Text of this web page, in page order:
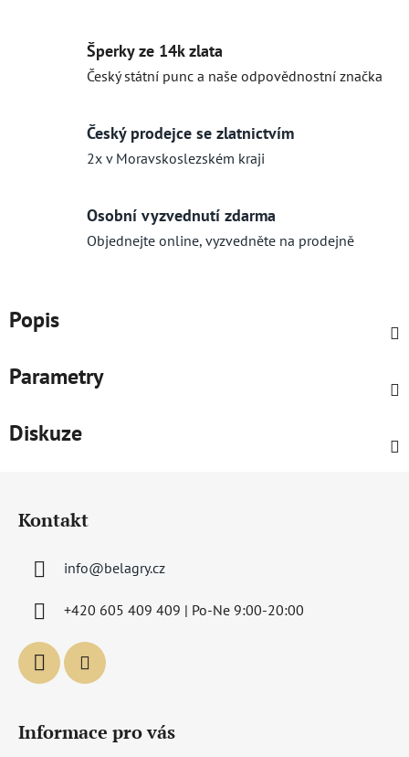
Šperky ze 14k zlata
Český státní punc a naše odpovědnostní značka
Český prodejce se zlatnictvím
2x v Moravskoslezském kraji
Osobní vyzvednutí zdarma
Objednejte online, vyzvedněte na prodejně
Popis
Parametry
Diskuze
Kontakt
info@belagry.cz
+420 605 409 409 | Po-Ne 9:00-20:00
Informace pro vás